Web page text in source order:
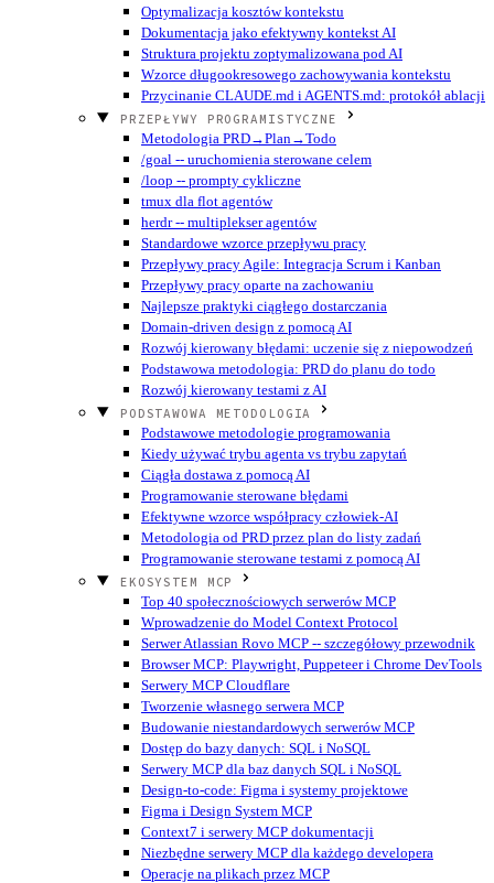
Optymalizacja kosztów kontekstu
Dokumentacja jako efektywny kontekst AI
Struktura projektu zoptymalizowana pod AI
Wzorce długookresowego zachowywania kontekstu
Przycinanie CLAUDE.md i AGENTS.md: protokół ablacji
PRZEPŁYWY PROGRAMISTYCZNE
Metodologia PRD→Plan→Todo
/goal -- uruchomienia sterowane celem
/loop -- prompty cykliczne
tmux dla flot agentów
herdr -- multiplekser agentów
Standardowe wzorce przepływu pracy
Przepływy pracy Agile: Integracja Scrum i Kanban
Przepływy pracy oparte na zachowaniu
Najlepsze praktyki ciągłego dostarczania
Domain-driven design z pomocą AI
Rozwój kierowany błędami: uczenie się z niepowodzeń
Podstawowa metodologia: PRD do planu do todo
Rozwój kierowany testami z AI
PODSTAWOWA METODOLOGIA
Podstawowe metodologie programowania
Kiedy używać trybu agenta vs trybu zapytań
Ciągła dostawa z pomocą AI
Programowanie sterowane błędami
Efektywne wzorce współpracy człowiek-AI
Metodologia od PRD przez plan do listy zadań
Programowanie sterowane testami z pomocą AI
EKOSYSTEM MCP
Top 40 społecznościowych serwerów MCP
Wprowadzenie do Model Context Protocol
Serwer Atlassian Rovo MCP -- szczegółowy przewodnik
Browser MCP: Playwright, Puppeteer i Chrome DevTools
Serwery MCP Cloudflare
Tworzenie własnego serwera MCP
Budowanie niestandardowych serwerów MCP
Dostęp do bazy danych: SQL i NoSQL
Serwery MCP dla baz danych SQL i NoSQL
Design-to-code: Figma i systemy projektowe
Figma i Design System MCP
Context7 i serwery MCP dokumentacji
Niezbędne serwery MCP dla każdego developera
Operacje na plikach przez MCP